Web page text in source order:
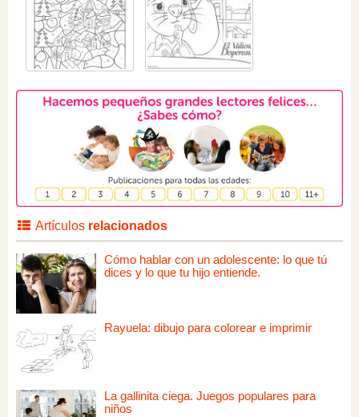
Artículos relacionados
Cómo hablar con un adolescente: lo que tú
dices y lo que tu hijo entiende.
Rayuela: dibujo para colorear e imprimir
La gallinita ciega. Juegos populares para
niños